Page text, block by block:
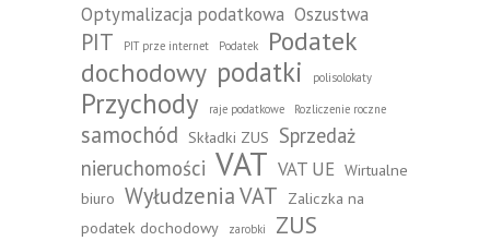
Optymalizacja podatkowa Oszustwa
PIT PIT prze internet Podatek
Podatek
dochodowy podatki polisolokaty
Przychody raje podatkowe Rozliczenie roczne
samochód Składki ZUS Sprzedaż
nieruchomości VAT VAT UE Wirtualne
biuro Wyłudzenia VAT Zaliczka na
podatek dochodowy
zarobki ZUS